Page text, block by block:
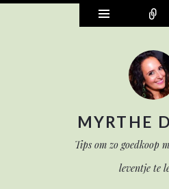
Widgets
MYRTHE
Tips om zo goedkoop
leventje te